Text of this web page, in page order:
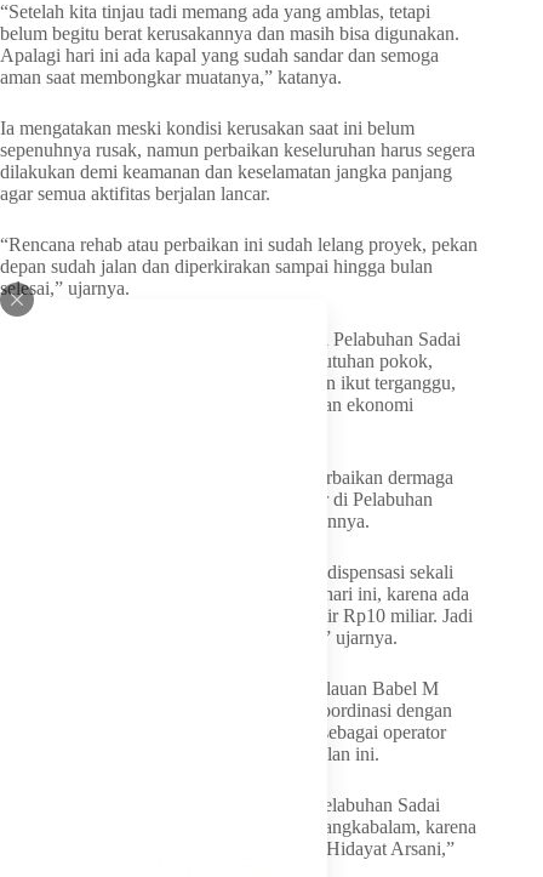
“Setelah kita tinjau tadi memang ada yang amblas, tetapi
belum begitu berat kerusakannya dan masih bisa digunakan.
Apalagi hari ini ada kapal yang sudah sandar dan semoga
aman saat membongkar muatanya,” katanya.
Ia mengatakan meski kondisi kerusakan saat ini belum
sepenuhnya rusak, namun perbaikan keseluruhan harus segera
dilakukan demi keamanan dan keselamatan jangka panjang
agar semua aktifitas berjalan lancar.
“Rencana rehab atau perbaikan ini sudah lelang proyek, pekan
depan sudah jalan dan diperkirakan sampai hingga bulan
selesai,” ujarnya.
Menurut dia, jika aktivitas bongkar muat di Pelabuhan Sadai
ini terganggu, maka pasokan berbagai kebutuhan pokok,
barang serta mobilitas masyarakat juga akan ikut terganggu,
yang akhirnya dapat menimbulkan persoalan ekonomi
Oleh karena itu, selama dua bulan masa perbaikan dermaga
ini, maka kapal-kapal yang biasa bersandar di Pelabuhan
Sadai akan dialihkan dulu ke pelabuhan lainnya.
“Saya sebagai gubernur akan memberikan dispensasi sekali
saja bagi kapal sandar di Pelabuhan Sadai hari ini, karena ada
avtur dan benur udang yang nilainya hampir Rp10 miliar. Jadi
kita minta ASDP sediakan emergency flat,” ujarnya.
Kepala Dinas Perhubungan Provinsi Kepulauan Babel M
Haris menambahkan pihaknya sudah berkoordinasi dengan
KSOP Pangkalbalam, Pelindo dan ASDP sebagai operator
kapal untuk mencarikan solusi tepat persoalan ini.
“Kita carikan solusi agar kapal sandar di Pelabuhan Sadai
untuk sementara dialihkan ke Pelabuhan Pangkabalam, karena
itu yang diperintahkan oleh Pak Gubernur Hidayat Arsani,”